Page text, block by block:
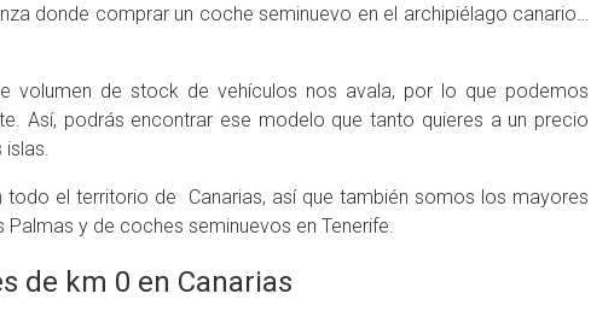
donde comprar un coche seminuevo en el archipiélago canario…
volumen de stock de vehículos nos avala, por lo que podemos
Así, podrás encontrar ese modelo que tanto quieres a un precio
islas.
todo el territorio de Canarias, así que también somos los mayores
y de coches seminuevos en Tenerife.
de km 0 en Canarias